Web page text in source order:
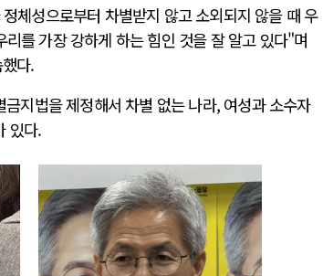
체성으로부터 차별받지 않고 소외되지 않을 때 우
를 가장 강하게 하는 힘인 것을 잘 알고 있다"며
다.
지법을 제정해서 차별 없는 나라, 여성과 소수자
있다.